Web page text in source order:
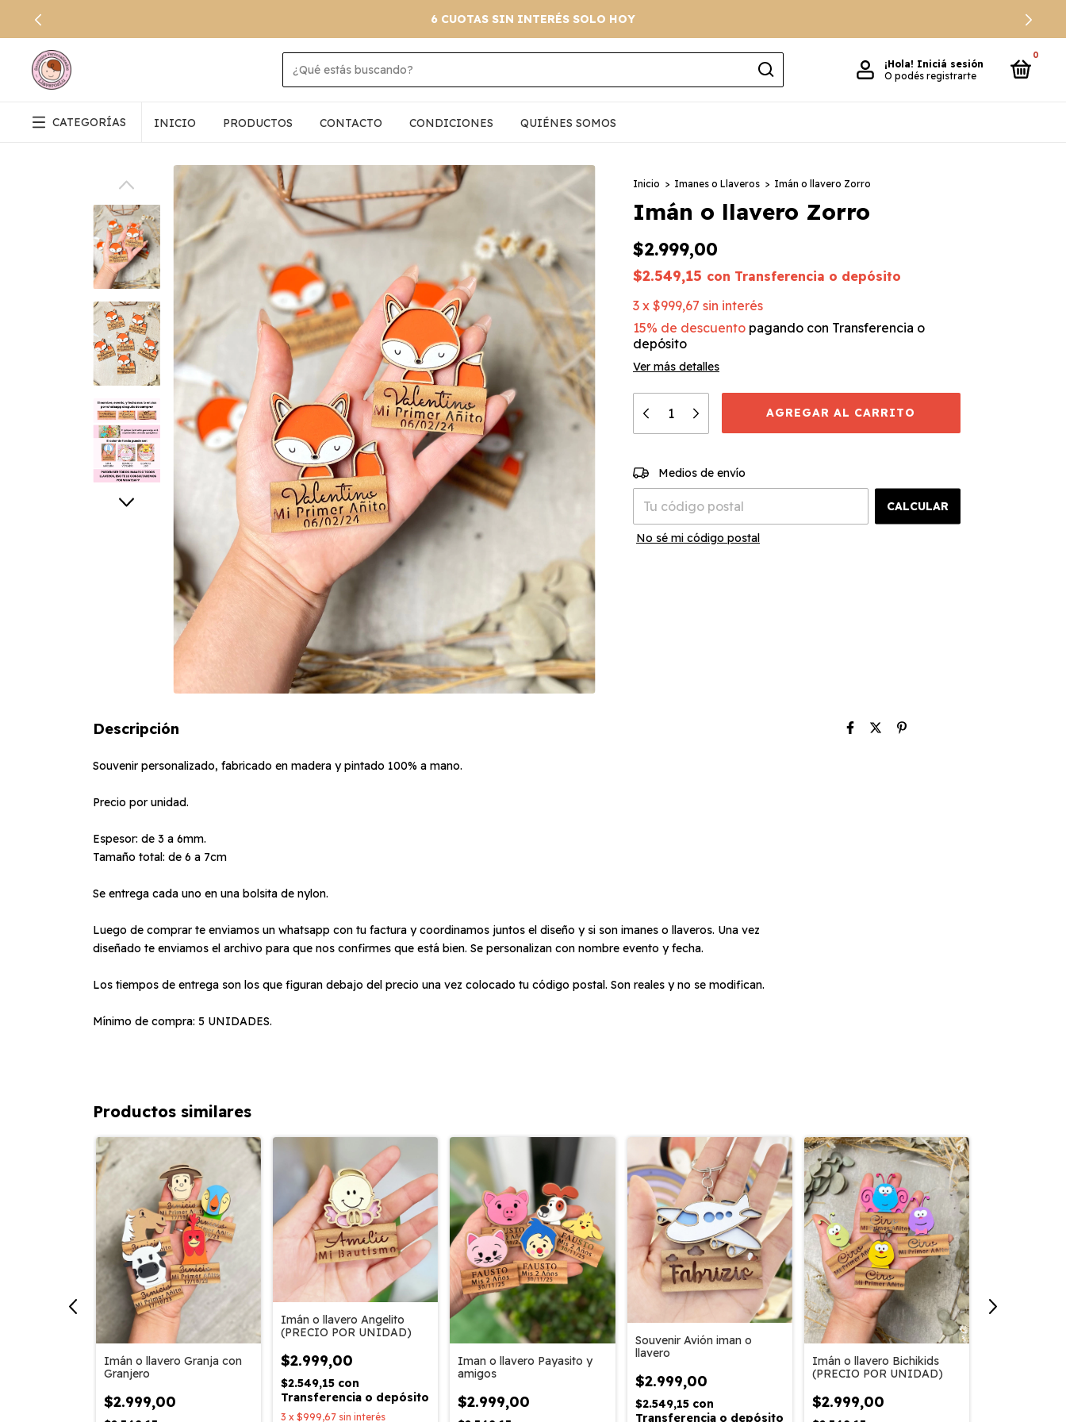
6 CUOTAS SIN INTERÉS SOLO HOY
¡Hola! Iniciá sesión
O podés registrarte
0
CATEGORÍAS INICIO PRODUCTOS CONTACTO CONDICIONES QUIÉNES SOMOS
Inicio > Imanes o Llaveros > Imán o llavero Zorro
Imán o llavero Zorro
$2.999,00
$2.549,15 con Transferencia o depósito
3 x $999,67 sin interés
15% de descuento pagando con Transferencia o
depósito
Ver más detalles
Entregas para el CP:
Medios de envío
CALCULAR
No sé mi código postal
Descripción
Souvenir personalizado, fabricado en madera y pintado 100% a mano.
Precio por unidad.
Espesor: de 3 a 6mm.
Tamaño total: de 6 a 7cm
Se entrega cada uno en una bolsita de nylon.
Luego de comprar te enviamos un whatsapp con tu factura y coordinamos juntos el diseño y si son imanes o llaveros. Una vez
diseñado te enviamos el archivo para que nos confirmes que está bien. Se personalizan con nombre evento y fecha.
Los tiempos de entrega son los que figuran debajo del precio una vez colocado tu código postal. Son reales y no se modifican.
Mínimo de compra: 5 UNIDADES.
Productos similares
Imán o llavero Granja con
Granjero
$2.999,00
Imán o llavero Angelito
(PRECIO POR UNIDAD)
$2.999,00
$2.549,15 con
Transferencia o depósito
3 x$999,67 sin interés
Iman o llavero Payasito y
amigos
$2.999,00
Souvenir Avión iman o
llavero
$2.999,00
$2.549,15 con
Transferencia o depósito
Imán o llavero Bichikids
(PRECIO POR UNIDAD)
$2.999,00